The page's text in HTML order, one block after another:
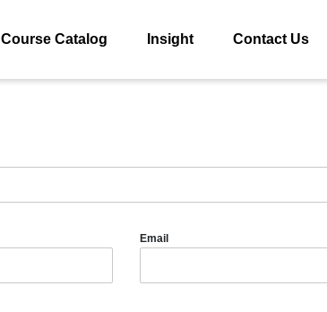
Course Catalog Insight Contact Us
Email